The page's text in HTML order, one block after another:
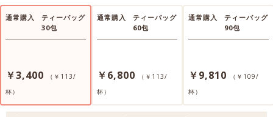
通常購入
ティーバッグ
30包
￥3,400
（￥113/
杯）
通常購入
ティーバッグ
60包
￥6,800
（￥113/
杯）
通常購入
ティーバッグ
90包
￥9,810
（￥109/
杯）